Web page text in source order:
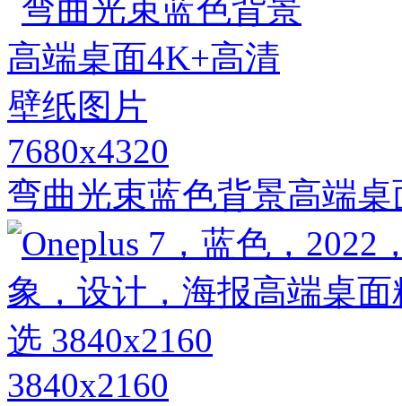
7680x4320
弯曲光束蓝色背景高端
3840x2160